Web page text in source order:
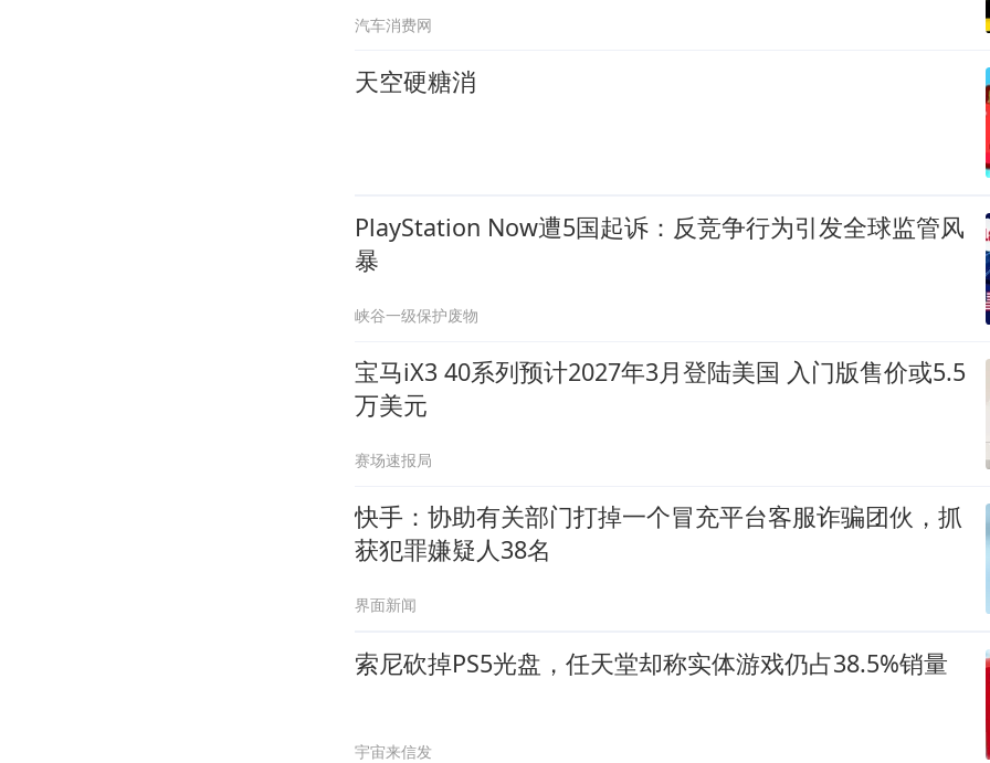
汽车消费网
天空硬糖消
PlayStation Now遭5国起诉：反竞争行为引发全球监管风
暴
峡谷一级保护废物
宝马iX3 40系列预计2027年3月登陆美国 入门版售价或5.5
万美元
赛场速报局
快手：协助有关部门打掉一个冒充平台客服诈骗团伙，抓
获犯罪嫌疑人38名
界面新闻
索尼砍掉PS5光盘，任天堂却称实体游戏仍占38.5%销量
宇宙来信发